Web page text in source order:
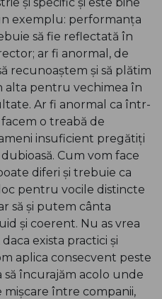
exemplu: performanța
să fie reflectată în
ar fi anormal, de
recunoaștem și să plătim
pentru vechimea în
Ar fi anormal ca într-
o treabă de
insuficient pregătiți
Cum vom face
diferi și trebuie ca
pentru vocile distincte
să și putem cânta
și coerent. Nu as vrea
exista practici și
aplica consecvent peste
să încurajăm acolo unde
între companii,